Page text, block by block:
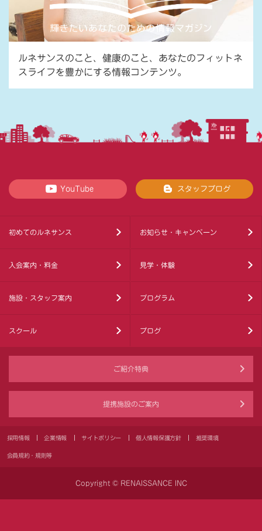
ルネサンスのこと、健康のこと、あなたのフィットネ
スライフを豊かにする情報コンテンツ。
YouTube スタッフブログ
初めてのルネサンス お知らせ・キャンペーン
入会案内・料金 見学・体験
施設・スタッフ案内 プログラム
スクール ブログ
ご紹介特典
提携施設のご案内
採用情報 企業情報 サイトポリシー 個人情報保護方針 推奨環境
会員規約・規則等
Copyright © RENAISSANCE INC